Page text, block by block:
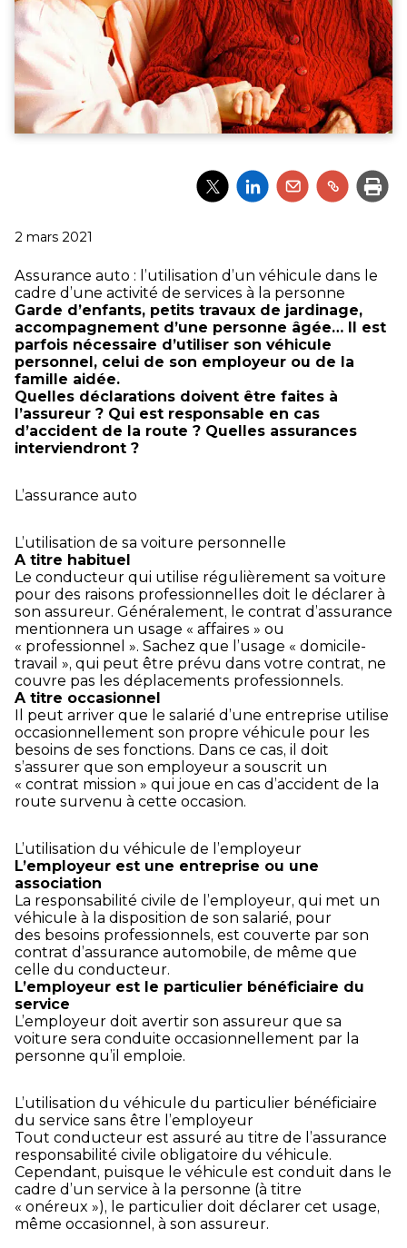
Partager
l'article
Partager
l'article
Partager
l'article
Partager
l'article
Publié
2 mars 2021
Assurance auto : l’utilisation d’un véhicule dans le
cadre d’une activité de services à la personne
Garde d’enfants, petits travaux de jardinage,
accompagnement d’une personne âgée… Il est
parfois nécessaire d’utiliser son véhicule
personnel, celui de son employeur ou de la
famille aidée.
Quelles déclarations doivent être faites à
l’assureur ? Qui est responsable en cas
d’accident de la route ? Quelles assurances
interviendront ?
L’assurance auto
L’utilisation de sa voiture personnelle
A titre habituel
Le conducteur qui utilise régulièrement sa voiture
pour des raisons professionnelles doit le déclarer à
son assureur. Généralement, le contrat d’assurance
mentionnera un usage « affaires » ou
« professionnel ». Sachez que l’usage « domicile-
travail », qui peut être prévu dans votre contrat, ne
couvre pas les déplacements professionnels.
A titre occasionnel
Il peut arriver que le salarié d’une entreprise utilise
occasionnellement son propre véhicule pour les
besoins de ses fonctions. Dans ce cas, il doit
s’assurer que son employeur a souscrit un
« contrat mission » qui joue en cas d’accident de la
route survenu à cette occasion.
L’utilisation du véhicule de l’employeur
L’employeur est une entreprise ou une
association
La responsabilité civile de l’employeur, qui met un
véhicule à la disposition de son salarié, pour
des besoins professionnels, est couverte par son
contrat d’assurance automobile, de même que
celle du conducteur.
L’employeur est le particulier bénéficiaire du
service
L’employeur doit avertir son assureur que sa
voiture sera conduite occasionnellement par la
personne qu’il emploie.
L’utilisation du véhicule du particulier bénéficiaire
du service sans être l’employeur
Tout conducteur est assuré au titre de l’assurance
responsabilité civile obligatoire du véhicule.
Cependant, puisque le véhicule est conduit dans le
cadre d’un service à la personne (à titre
« onéreux »), le particulier doit déclarer cet usage,
même occasionnel, à son assureur.